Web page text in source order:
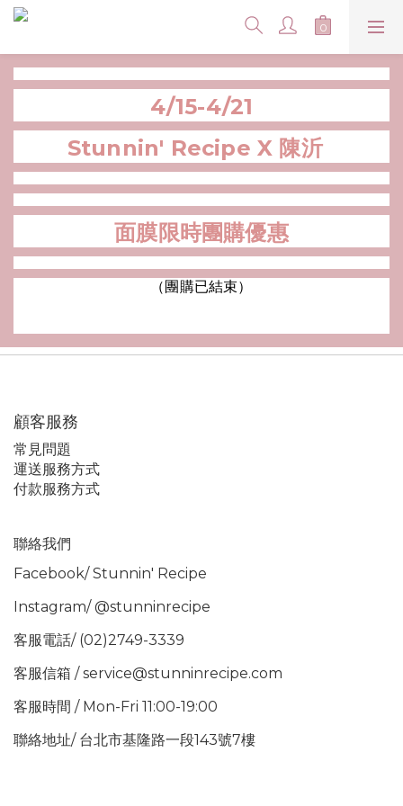
4/15-4/21
Stunnin' Recipe X 陳沂
面膜限時團購優惠
（團購已結束）
顧客服務
常見問題
運送服務方式
付款服務方式
聯絡我們
Facebook/ Stunnin' Recipe
Instagram/ @stunninrecipe
客服電話/ (02)2749-3339
客服信箱 / service@stunninrecipe.com
客服時間 / Mon-Fri 11:00-19:00
聯絡地址/ 台北市基隆路一段143號7樓